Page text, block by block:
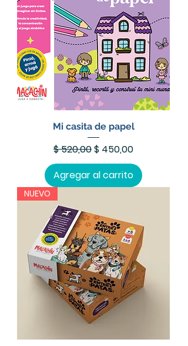
Mi casita de papel
Precio
$ 520,00Precio de oferta
$ 450,00
Agregar al carrito
NUEVO